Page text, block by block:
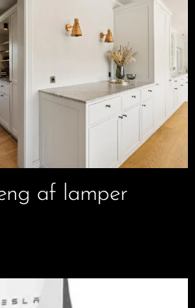
af lamper